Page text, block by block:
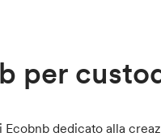
per
Ecobnb dedicato alla